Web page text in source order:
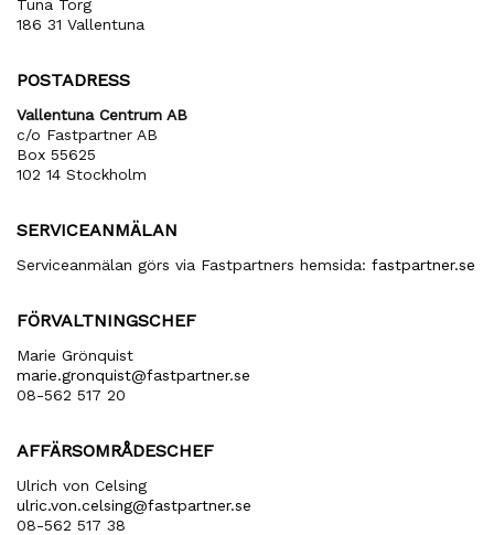
Tuna Torg
186 31 Vallentuna
POSTADRESS
Vallentuna Centrum AB
c/o Fastpartner AB
Box 55625
102 14 Stockholm
SERVICEANMÄLAN
Serviceanmälan görs via Fastpartners hemsida: fastpartner.se
FÖRVALTNINGSCHEF
Marie Grönquist
marie​.gronquist​@fastpartner​.se
08-562 517 20
AFFÄRSOMRÅDESCHEF
Ulrich von Celsing
ulric​.von​.celsing​@fastpartner​.se
08-562 517 38